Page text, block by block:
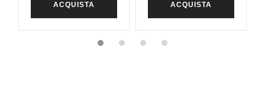
ACQUISTA ACQUISTA